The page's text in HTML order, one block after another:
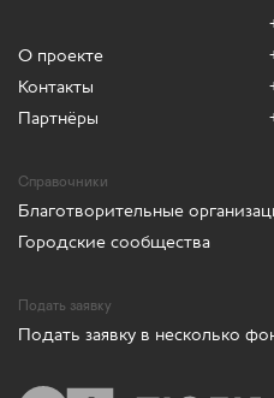
О проекте
Контакты
Партнёры
Справочники
Благотворительные
Городские сообщества
Подать заявку
Подать заявку в несколько